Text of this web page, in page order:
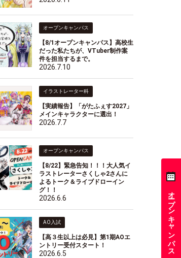
オープンキャンパス
【8/1オープンキャンパス】高校生
だった私たちが、VTuber制作案
件を担当するまで。
2026.7.10
イラストレーター科
【実績報告】「がたふぇす2027」
メインキャラクターに選出！
2026.7.7
オープンキャンパス
【8/22】緊急告知！！！大人気イ
ラストレーターさくしゃ2さんに
よるトーク＆ライブドローイン
グ！！
2026.6.6
AO入試
【高３生以上は必見】第1期AOエ
ントリー受付スタート！
2026.6.5
オープンキャンパス